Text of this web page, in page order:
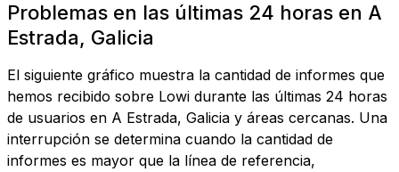
Problemas en las últimas 24 horas en A
Estrada, Galicia
El siguiente gráfico muestra la cantidad de informes que
hemos recibido sobre Lowi durante las últimas 24 horas
de usuarios en A Estrada, Galicia y áreas cercanas. Una
interrupción se determina cuando la cantidad de
informes es mayor que la línea de referencia,